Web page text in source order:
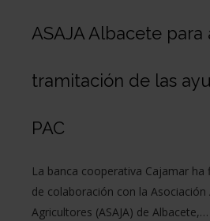
ASAJA Albacete para
tramitación de las
PAC
La banca cooperativa Cajamar
de colaboración con la Asociación
Agricultores (ASAJA) de Albacete,…